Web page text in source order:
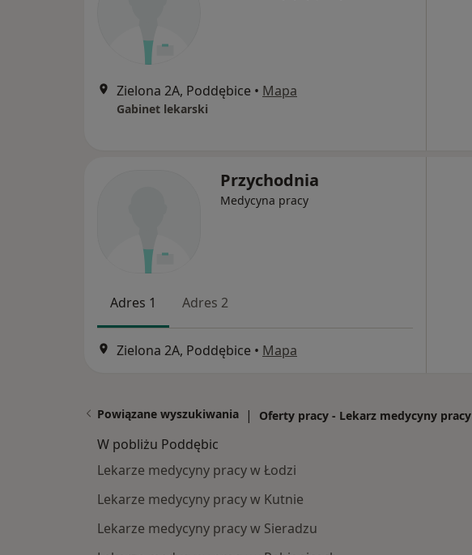
Zielona 2A, Poddębice • Mapa
Gabinet lekarski
Przychodnia
Medycyna pracy
Adres 1 Adres 2
Zielona 2A, Poddębice • Mapa
Powiązane wyszukiwania | Oferty pracy - Lekarz medycyny pracy
W pobliżu Poddębic
Lekarze medycyny pracy w Łodzi
Lekarze medycyny pracy w Kutnie
Lekarze medycyny pracy w Sieradzu